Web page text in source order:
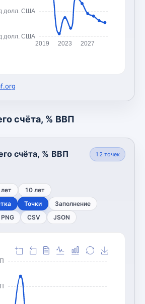
долл. США
долл. США
2019 2023 2027
счёта, % ВВП
счёта, % ВВП 12 точек
10 лет
Точки Заполнение
PNG CSV JSON